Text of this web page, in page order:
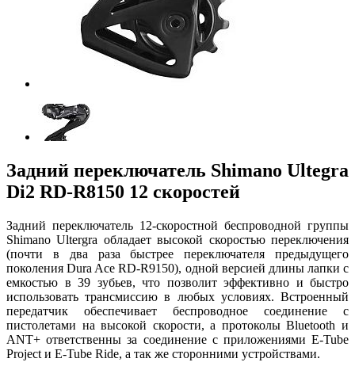
Задний переключатель Shimano Ultegra
Di2 RD-R8150 12 скоростей
Задний переключатель 12-скоростной беспроводной группы
Shimano Ultergra обладает высокой скоростью переключения
(почти в два раза быстрее переключателя предыдущего
поколения Dura Ace RD-R9150), одной версией длины лапки с
емкостью в 39 зубьев, что позволит эффективно и быстро
использовать трансмиссию в любых условиях. Встроенный
передатчик обеспечивает беспроводное соединение с
пистолетами на высокой скорости, а протоколы Bluetooth и
ANT+ ответственны за соединение с приложениями E-Tube
Project и E-Tube Ride, а так же сторонними устройствами.